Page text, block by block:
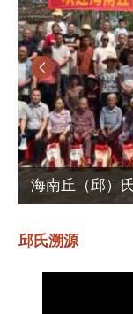
邱氏溯源